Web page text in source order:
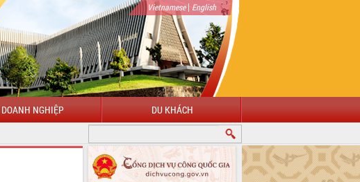
Vietnamese| English
DOANH NGHIỆP DU KHÁCH